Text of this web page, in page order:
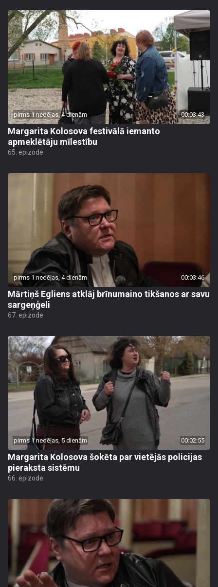
pirms 1 nedēļas, 4 dienām 00:03:43
Margarita Kolosova festivālā iemanto
apmeklētāju mīlestību
65. epizode
pirms 1 nedēļas, 4 dienām 00:03:46
Mārtiņš Egliens atklāj brīnumaino tikšanos ar savu
sargeņģeli
67. epizode
pirms 1 nedēļas, 5 dienām 00:02:55
Margarita Kolosova šokēta par vietējās policijas
pieraksta sistēmu
66. epizode